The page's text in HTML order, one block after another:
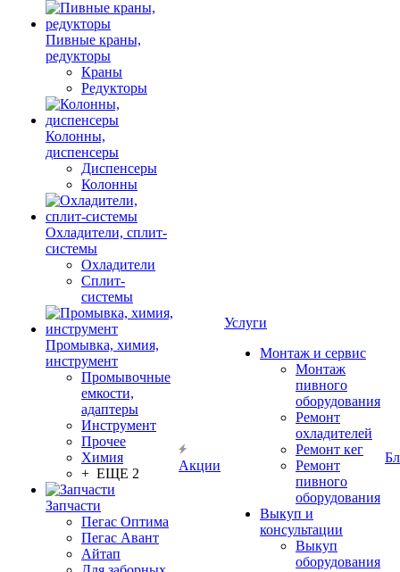
Пивные краны,
редукторы
Краны
Редукторы
Колонны,
диспенсеры
Диспенсеры
Колонны
Охладители, сплит-
системы
Охладители
Сплит-
системы
Промывка, химия,
инструмент
Промывочные
емкости,
адаптеры
Инструмент
Прочее
Химия
+ ЕЩЕ 2
Запчасти
Пегас Оптима
Пегас Авант
Айтап
Акции
Услуги
Монтаж и сервис
Монтаж
пивного
оборудования
Ремонт
охладителей
Ремонт кег
Ремонт
пивного
оборудования
Выкуп и
консультации
Выкуп
оборудования